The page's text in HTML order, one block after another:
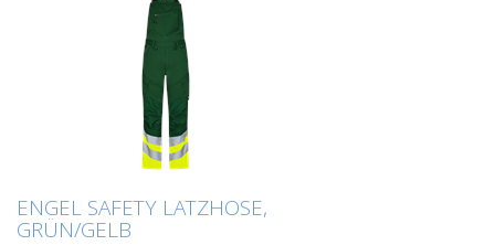
ENGEL SAFETY LATZHOSE,
GRÜN/GELB